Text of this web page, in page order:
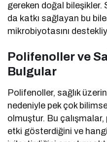
gereken doğal bileşikler.
da katkı sağlayan bu
mikrobiyotasını
Polifenoller ve
Bulgular
Polifenoller, sağlık
nedeniyle pek çok
olmuştur. Bu
etki gösterdiğini ve